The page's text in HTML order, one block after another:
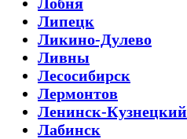
Липецк
Ликино-Дулево
Ливны
Лесосибирск
Лермонтов
Ленинск-Кузнецкий
Лабинск